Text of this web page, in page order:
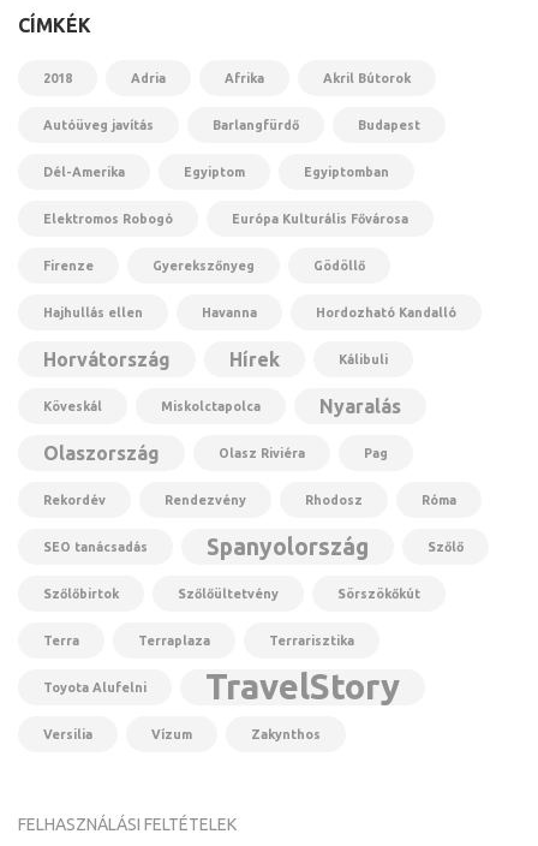
CÍMKÉK
2018 Adria Afrika Akril Bútorok
Autóüveg javítás Barlangfürdő Budapest
Dél-Amerika Egyiptom Egyiptomban
Elektromos Robogó Európa Kulturális Fővárosa
Firenze Gyerekszőnyeg Gödöllő
Hajhullás ellen Havanna Hordozható Kandalló
Horvátország Hírek Kálibuli
Köveskál Miskolctapolca Nyaralás
Olaszország Olasz Riviéra Pag
Rekordév Rendezvény Rhodosz Róma
SEO tanácsadás Spanyolország Szőlő
Szőlőbirtok Szőlőültetvény Sörszökőkút
Terra Terraplaza Terrarisztika
Toyota Alufelni TravelStory
Versilia Vízum Zakynthos
FELHASZNÁLÁSI FELTÉTELEK